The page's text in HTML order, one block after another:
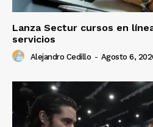
Lanza Sectur cursos en
servicios
Alejandro Cedillo - Agosto 6,